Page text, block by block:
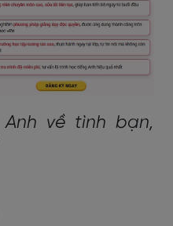
Anh về tình bạn,